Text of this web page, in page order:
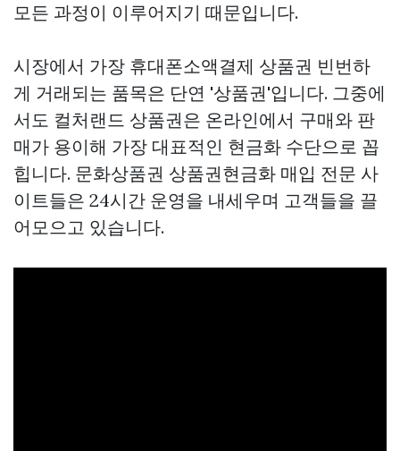
모든 과정이 이루어지기 때문입니다.
시장에서 가장 휴대폰소액결제 상품권 빈번하
게 거래되는 품목은 단연 '상품권'입니다. 그중에
서도 컬처랜드 상품권은 온라인에서 구매와 판
매가 용이해 가장 대표적인 현금화 수단으로 꼽
힙니다. 문화상품권 상품권현금화 매입 전문 사
이트들은 24시간 운영을 내세우며 고객들을 끌
어모으고 있습니다.